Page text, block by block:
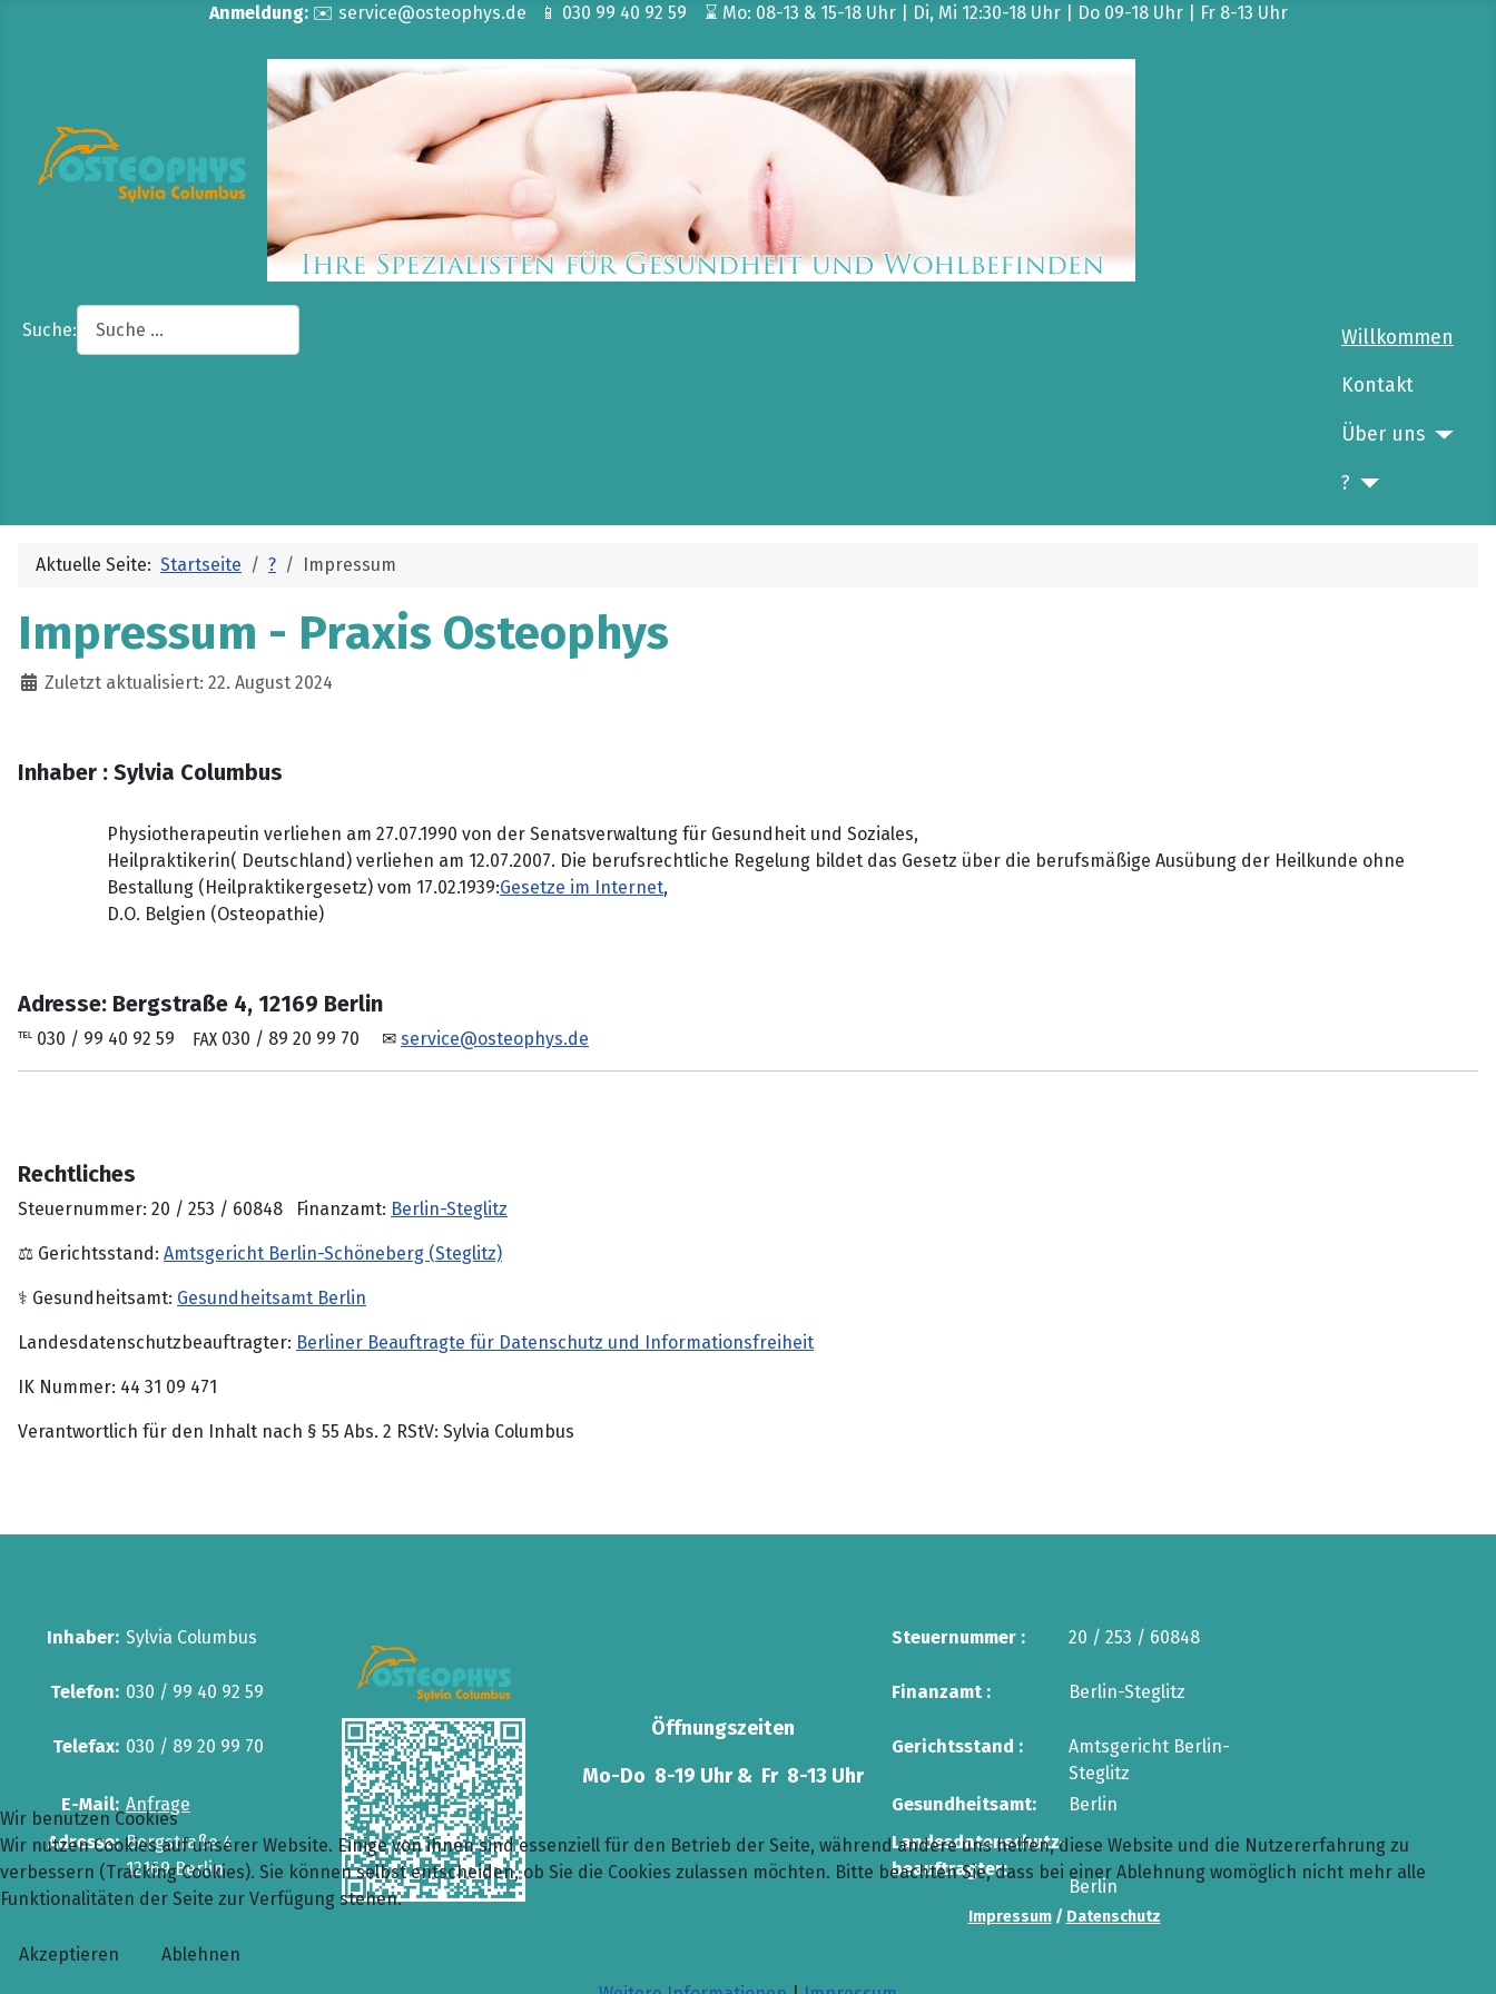
Anmeldung:✉️ service@osteophys.de 📱 030 99 40 92 59 ⌛ Mo: 08-13 & 15-18 Uhr | Di, Mi 12:30-18 Uhr | Do 09-18 Uhr | Fr 8-13 Uhr
Suche: Willkommen
Kontakt
Über uns
?
Aktuelle Seite: Startseite ? Impressum
Impressum - Praxis Osteophys
Details
Zuletzt aktualisiert: 22. August 2024
Inhaber : Sylvia Columbus
Physiotherapeutin verliehen am 27.07.1990 von der Senatsverwaltung für Gesundheit und Soziales,
Heilpraktikerin( Deutschland) verliehen am 12.07.2007. Die berufsrechtliche Regelung bildet das Gesetz über die berufsmäßige Ausübung der Heilkunde ohne
Bestallung (Heilpraktikergesetz) vom 17.02.1939:Gesetze im Internet,
D.O. Belgien (Osteopathie)
Adresse: Bergstraße 4, 12169 Berlin
℡ 030 / 99 40 92 59 ℻ 030 / 89 20 99 70 ✉ service@osteophys.de
Rechtliches
Steuernummer: 20 / 253 / 60848 Finanzamt: Berlin-Steglitz
⚖ Gerichtsstand: Amtsgericht Berlin-Schöneberg (Steglitz)
⚕ Gesundheitsamt: Gesundheitsamt Berlin
Landesdatenschutzbeauftragter: Berliner Beauftragte für Datenschutz und Informationsfreiheit
IK Nummer: 44 31 09 471
Verantwortlich für den Inhalt nach § 55 Abs. 2 RStV: Sylvia Columbus
Inhaber: Sylvia Columbus
Öffnungszeiten
Mo-Do 8-19 Uhr & Fr 8-13 Uhr
Steuernummer : 20 / 253 / 60848
Telefon: 030 / 99 40 92 59 Finanzamt : Berlin-Steglitz
Telefax: 030 / 89 20 99 70 Gerichtsstand :
Amtsgericht Berlin-
Steglitz
E-Mail: Anfrage Gesundheitsamt:
Berlin
Adresse:Bergstraße 4
12169 Berlin
Landesdatenschutz-
beauftragter:
Berlin
Impressum/ Datenschutz
Wir benutzen Cookies
Wir nutzen Cookies auf unserer Website. Einige von ihnen sind essenziell für den Betrieb der Seite, während andere uns helfen, diese Website und die Nutzererfahrung zu
verbessern (Tracking Cookies). Sie können selbst entscheiden, ob Sie die Cookies zulassen möchten. Bitte beachten Sie, dass bei einer Ablehnung womöglich nicht mehr alle
Funktionalitäten der Seite zur Verfügung stehen.
Akzeptieren
Ablehnen